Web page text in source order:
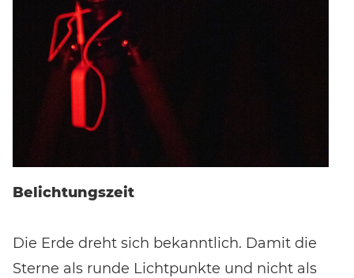
Belichtungszeit
Die Erde dreht sich bekanntlich. Damit die
Sterne als runde Lichtpunkte und nicht als